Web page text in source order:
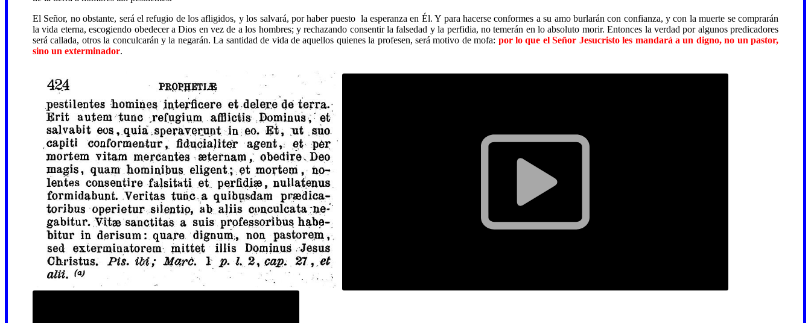
El Señor, no obstante, será el refugio de los afligidos, y los salvará, por haber puesto la esperanza en Él. Y para hacerse conformes a su amo burlarán con confianza, y con la muerte se comprarán
la vida eterna, escogiendo obedecer a Dios en vez de a los hombres; y rechazando consentir la falsedad y la perfidia, no temerán en lo absoluto morir. Entonces la verdad por algunos predicadores
será callada, otros la conculcarán y la negarán. La santidad de vida de aquellos quienes la profesen, será motivo de mofa: por lo que el Señor Jesucristo les mandará a un digno, no un pastor,
sino un exterminador.